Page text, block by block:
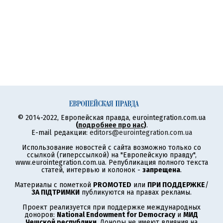
© 2014-2022, Европейская правда, eurointegration.com.ua
(подробнее про нас).
E-mail редакции: editors@eurointegration.com.ua
Использование новостей с сайта возможно только со
ссылкой (гиперссылкой) на "Европейскую правду",
www.eurointegration.com.ua. Републикация полного текста
статей, интервью и колонок - запрещена.
Материалы с пометкой PROMOTED или ПРИ ПОДДЕРЖКЕ/
ЗА ПІДТРИМКИ публикуются на правах рекламы.
Проект реализуется при поддержке международных
доноров: National Endowment for Democracyи МИД